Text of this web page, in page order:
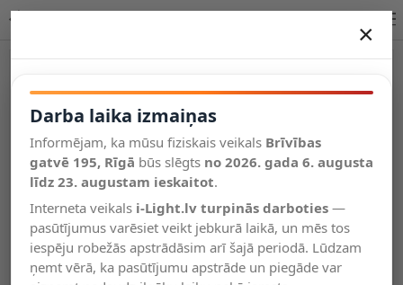
Salīdzināt
Vēlmju
saraksts
Valodas
×
Darba laika izmaiņas
Informējam, ka mūsu fiziskais veikals Brīvības
gatvē 195, Rīgā būs slēgts no 2026. gada 6. augusta
līdz 23. augustam ieskaitot.
Interneta veikals i-Light.lv turpinās darboties —
pasūtījumus varēsiet veikt jebkurā laikā, un mēs tos
iespēju robežās apstrādāsim arī šajā periodā. Lūdzam
ņemt vērā, ka pasūtījumu apstrāde un piegāde var